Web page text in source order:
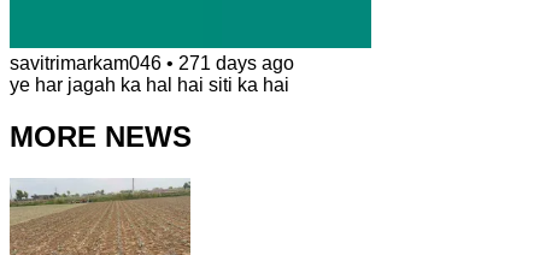
savitrimarkam046 • 271 days ago
ye har jagah ka hal hai siti ka hai
MORE NEWS